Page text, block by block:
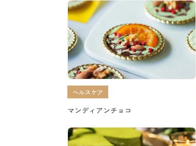
ヘルスケア
マンディアンチョコ